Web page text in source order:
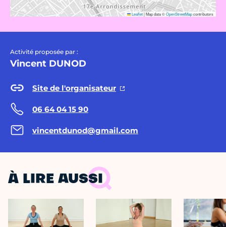
Leaflet|Map data ©OpenStreetMapcontributors
Activité proposée par :
Vincent DUNOD
Site de l'organisateur
06 64 04 15 90
vincentdunod@gmail.com
À LIRE AUSSI